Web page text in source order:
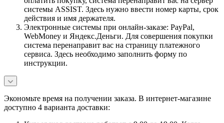
системы ASSIST. Здесь нужно ввести номер карты, срок
действия и имя держателя.
Электронные системы при онлайн-заказе: PayPal,
WebMoney и Яндекс.Деньги. Для совершения покупки
система перенаправит вас на страницу платежного
сервиса. Здесь необходимо заполнить форму по
инструкции.
Экономьте время на получении заказа. В интернет-магазине
доступно 4 варианта доставки: